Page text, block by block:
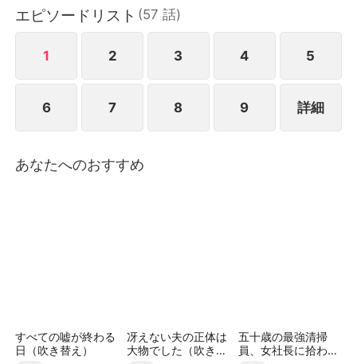
る。しかし偶然の事故で、駐車トラブルを巡るイ・ミ
ンジュとの揉み合いの末、ハリー・ウィンストンのネ
ックレスが破損。激怒したチェ・ヨンウンは、イ・ミ
まま、彼女の本当の正体に気づかない。自分を「すで
に財閥家に足を踏み入れた男」だと勘違いした彼は、
イ・ミンジュの身分を知らぬまま取り返しのつかない
果へとつながっていく。
エピソードリスト (57 話)
1 2 3 4 5
6 7 8 9 詳細
あなたへのおすすめ
すべての嘘が終わる
日（吹き替え）
冴えない夫の正体は
大物でした（吹き替
五十歳の最強清掃
員、女社長に拾われ